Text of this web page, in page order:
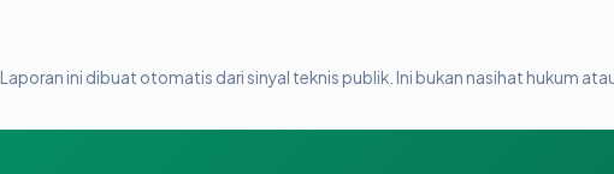
Laporan ini dibuat otomatis dari sinyal teknis publik. Ini bukan nasihat hukum